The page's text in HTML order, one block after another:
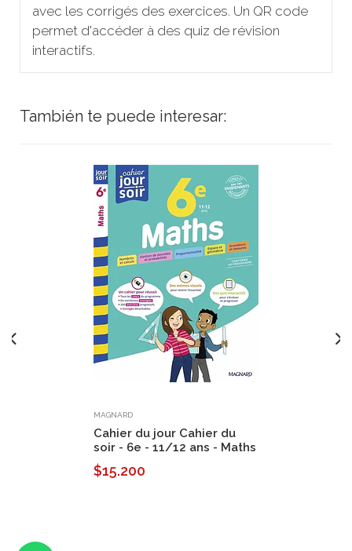
avec les corrigés des exercices. Un QR code
permet d'accéder à des quiz de révision
interactifs.
También te puede interesar:
MAGNARD
Cahier du jour Cahier du
soir - 6e - 11/12 ans - Maths
$15.200